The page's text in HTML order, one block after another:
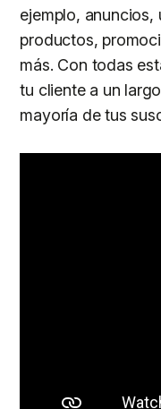
ejemplo,
productos,
más. Con todas
tu cliente a un
mayoría de tus